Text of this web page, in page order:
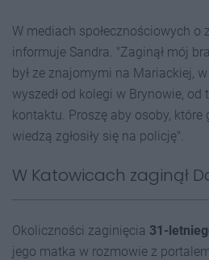
W mediach społecznościowych o
informuje Sandra. "Zaginął mój
był ze znajomymi na Mariackiej,
wyszedł od kolegi w Brynowie, od
kontaktu. Proszę aby osoby, które
wiedzą zgłosiły się na policję".
W Katowicach zaginął
Okoliczności zaginięcia 31-
jego matka w rozmowie z